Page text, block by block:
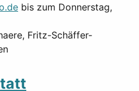
bis zum Donnerstag,
Fritz-Schäffer-